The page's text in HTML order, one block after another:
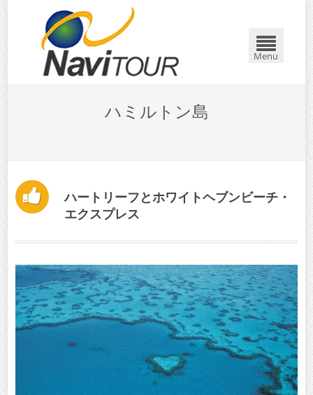
Menu
ハミルトン島
ハートリーフとホワイトヘブンビーチ・
エクスプレス